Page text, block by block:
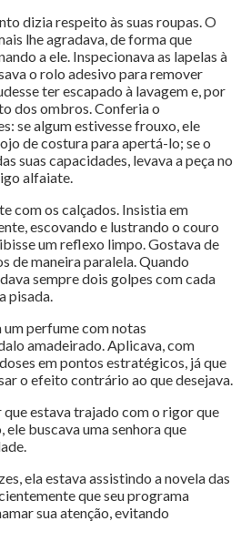
dizia respeito às suas roupas. O
lhe agradava, de forma que
a ele. Inspecionava as lapelas à
o rolo adesivo para remover
ter escapado à lavagem e, por
dos ombros. Conferia o
se algum estivesse frouxo, ele
de costura para apertá-lo; se o
suas capacidades, levava a peça no
alfaiate.
com os calçados. Insistia em
escovando e lustrando o couro
um reflexo limpo. Gostava de
de maneira paralela. Quando
sempre dois golpes com cada
pisada.
perfume com notas
amadeirado. Aplicava, com
em pontos estratégicos, já que
o efeito contrário ao que desejava.
estava trajado com o rigor que
buscava uma senhora que
ela estava assistindo a novela das
que seu programa
sua atenção, evitando